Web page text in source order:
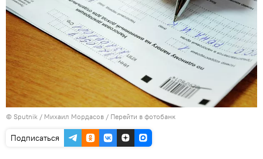
© Sputnik / Михаил Мордасов / Перейти в фотобанк
Подписаться